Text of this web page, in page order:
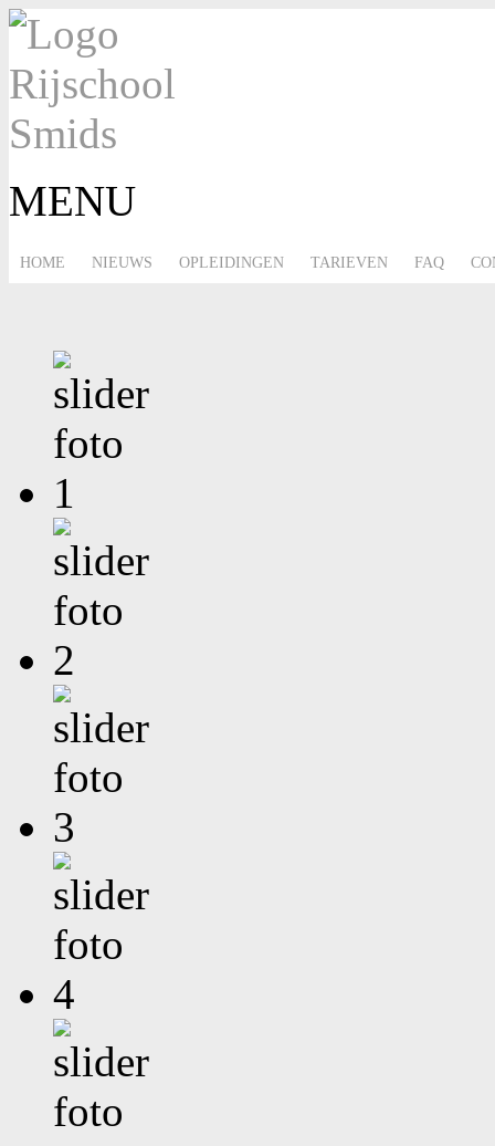
MENU
HOME NIEUWS OPLEIDINGEN TARIEVEN FAQ